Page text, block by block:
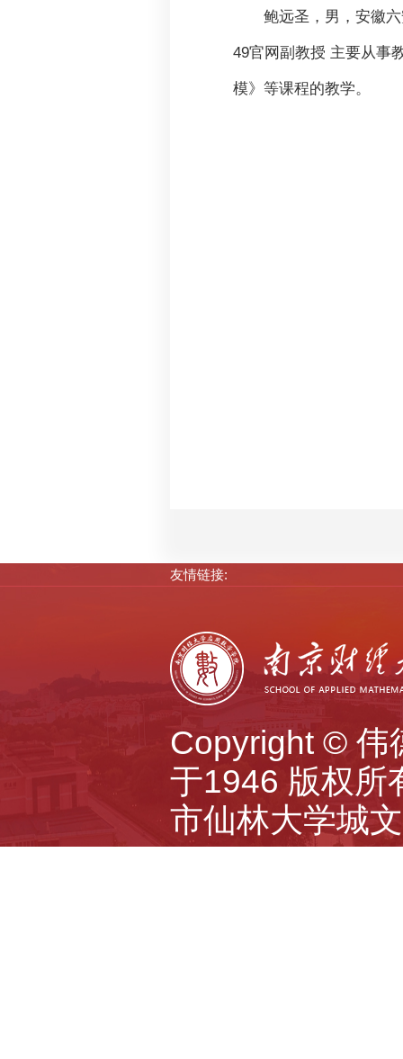
鲍远圣，男，安徽
49官网副教授 主要从事
模》等课程的教学。
友情链接:
Copyright © 伟
于1946 版权
市仙林大学城